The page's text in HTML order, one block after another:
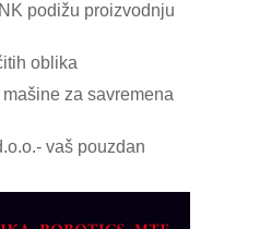
podižu proizvodnju
oblika
za savremena
vaš pouzdan